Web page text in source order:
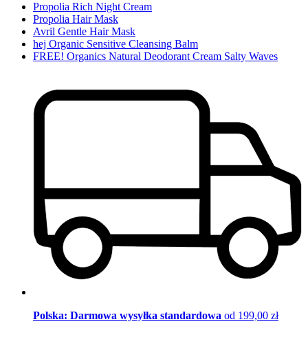
Propolia Rich Night Cream
Propolia Hair Mask
Avril Gentle Hair Mask
hej Organic Sensitive Cleansing Balm
FREE! Organics Natural Deodorant Cream Salty Waves
Polska: Darmowa wysyłka standardowa od 199,00 zł